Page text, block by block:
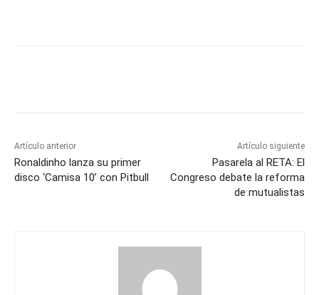
Artículo anterior
Ronaldinho lanza su primer
disco ‘Camisa 10’ con Pitbull
Artículo siguiente
Pasarela al RETA: El
Congreso debate la reforma
de mutualistas